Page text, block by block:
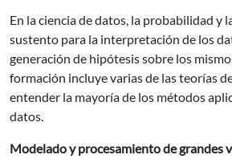
En la ciencia de datos, la probabilidad y
sustento para la interpretación de los
generación de hipótesis sobre los
formación incluye varias de las teorías
entender la mayoría de los métodos
datos.
Modelado y procesamiento de grandes